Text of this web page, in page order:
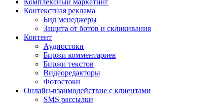
Комплексный маркетинг
Контекстная реклама
Бид менеджеры
Защита от ботов и скликивания
Контент
Аудиостоки
Биржи комментариев
Биржи текстов
Видеоредакторы
Фотостоки
Онлайн-взаимодействие с клиентами
SMS рассылки